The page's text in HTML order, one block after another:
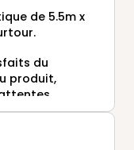
de 5.5m x
du
produit,
vos